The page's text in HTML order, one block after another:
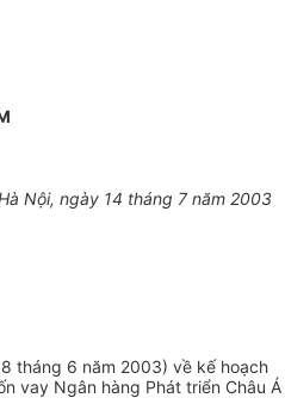
Nội, ngày 14 tháng 7 năm 2003
tháng 6 năm 2003) về kế hoạch
vay Ngân hàng Phát triển Châu Á